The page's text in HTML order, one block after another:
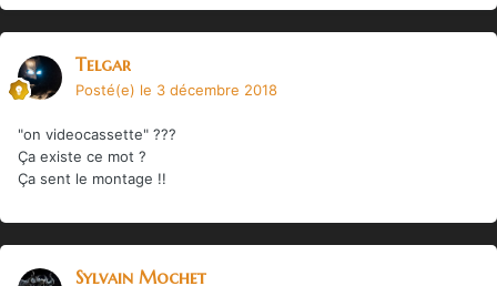
Telgar
Posté(e) le 3 décembre 2018
"on videocassette" ???
Ça existe ce mot ?
Ça sent le montage !!
Sylvain Mochet